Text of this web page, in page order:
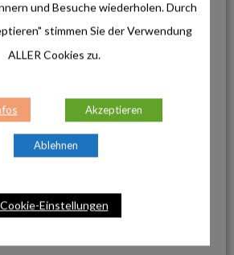
Lifestyle
für draußen und unterwegs
Hochwertige Merinowolle für den
und Besuche wiederholen. Durch
stimmen Sie der Verwendung
ALLER Cookies zu.
Akzeptieren
Ablehnen
Cookie-Einstellungen